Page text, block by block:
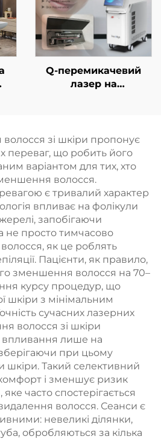
Вт; діодний лазер з
довжинами хвиль 755
нм, 808 нм, 940 нм,
1064 нм
Q-перемикачевий
лазер на
зі шкіри пропонує
переваг, що робить його
варіантом для тих, хто
волосся.
є тривалий характер
впливає на фолікули
запобігаючи
не просто тимчасово
як це роблять
Пацієнти, як правило,
зменшення волосся на 70–
курсу процедур, що
шкіри з мінімальним
сучасних лазерних
волосся зі шкіри
впливання лише на
при цьому
шкіри. Такий селективний
і зменшує ризик
часто спостерігається
волосся. Сеанси є
невеликі ділянки,
обробляються за кілька